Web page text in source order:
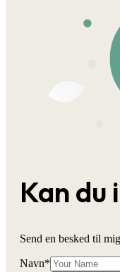
Kan du
Send en besked til
Navn*